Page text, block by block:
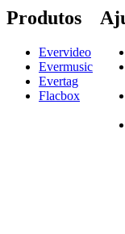
Produtos
Evervideo
Evermusic
Evertag
Flacbox